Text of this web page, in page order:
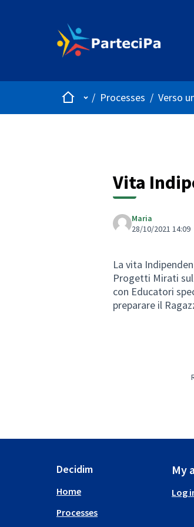
HomeMain menu
/ Processes / Verso
Vita
Maria
28/10/2021 14:09
La vita
Progetti Mirati
con Educatori
preparare il
Decidim
Home
Processes
My
Log